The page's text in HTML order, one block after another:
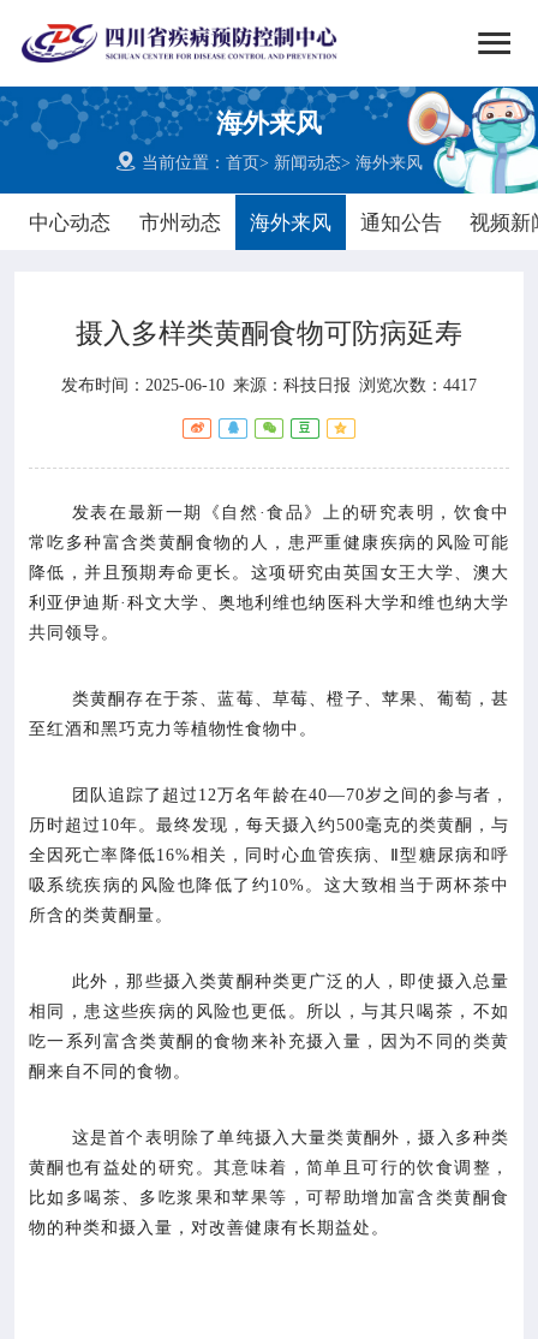

海外来风
 当前位置：首页> 新闻动态>海外来风
中心动态 市州动态 海外来风 通知公告 视频新

网站首页
中心概况 
新闻动态 
专业服务 
科研培训
科普园地 
在线互动 
政务公开
摄入多样类黄酮食物可防病延寿
发布时间：2025-06-10 来源： 科技日报 浏览次数：4417
发表在最新一期《自然·食品》上的研究表明，饮食中
常吃多种富含类黄酮食物的人，患严重健康疾病的风险可能
降低，并且预期寿命更长。这项研究由英国女王大学、澳大
利亚伊迪斯·科文大学、奥地利维也纳医科大学和维也纳大学
共同领导。
类黄酮存在于茶、蓝莓、草莓、橙子、苹果、葡萄，甚
至红酒和黑巧克力等植物性食物中。
团队追踪了超过12万名年龄在40—70岁之间的参与者，
历时超过10年。最终发现，每天摄入约500毫克的类黄酮，与
全因死亡率降低16%相关，同时心血管疾病、Ⅱ型糖尿病和呼
吸系统疾病的风险也降低了约10%。这大致相当于两杯茶中
所含的类黄酮量。
此外，那些摄入类黄酮种类更广泛的人，即使摄入总量
相同，患这些疾病的风险也更低。所以，与其只喝茶，不如
吃一系列富含类黄酮的食物来补充摄入量，因为不同的类黄
酮来自不同的食物。
这是首个表明除了单纯摄入大量类黄酮外，摄入多种类
黄酮也有益处的研究。其意味着，简单且可行的饮食调整，
比如多喝茶、多吃浆果和苹果等，可帮助增加富含类黄酮食
物的种类和摄入量，对改善健康有长期益处。